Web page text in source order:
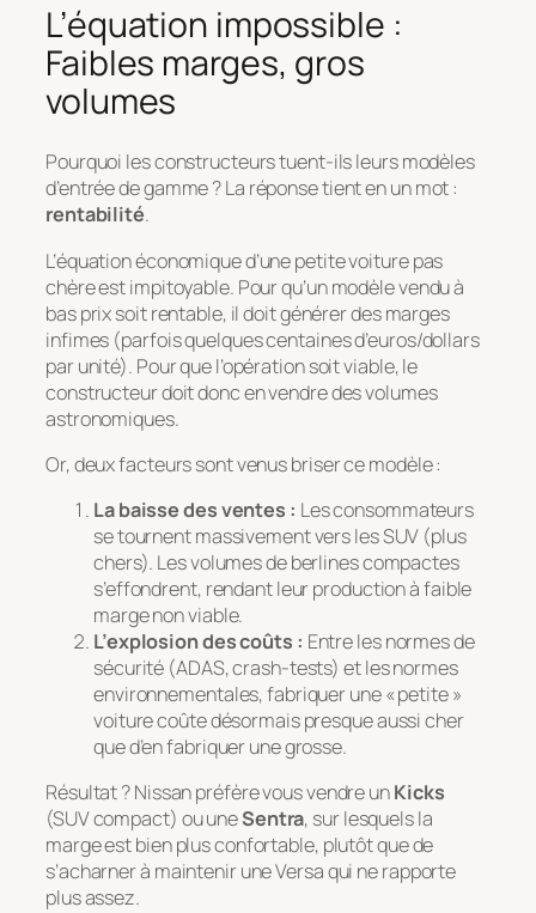
L’équation impossible :
Faibles marges, gros
volumes
Pourquoi les constructeurs tuent-ils leurs modèles
d’entrée de gamme ? La réponse tient en un mot :
rentabilité.
L’équation économique d’une petite voiture pas
chère est impitoyable. Pour qu’un modèle vendu à
bas prix soit rentable, il doit générer des marges
infimes (parfois quelques centaines d’euros/dollars
par unité). Pour que l’opération soit viable, le
constructeur doit donc en vendre des volumes
astronomiques.
Or, deux facteurs sont venus briser ce modèle :
La baisse des ventes : Les consommateurs
se tournent massivement vers les SUV (plus
chers). Les volumes de berlines compactes
s’effondrent, rendant leur production à faible
marge non viable.
L’explosion des coûts : Entre les normes de
sécurité (ADAS, crash-tests) et les normes
environnementales, fabriquer une « petite »
voiture coûte désormais presque aussi cher
que d’en fabriquer une grosse.
Résultat ? Nissan préfère vous vendre unKicks
(SUV compact) ou uneSentra, sur lesquels la
marge est bien plus confortable, plutôt que de
s’acharner à maintenir une Versa qui ne rapporte
plus assez.